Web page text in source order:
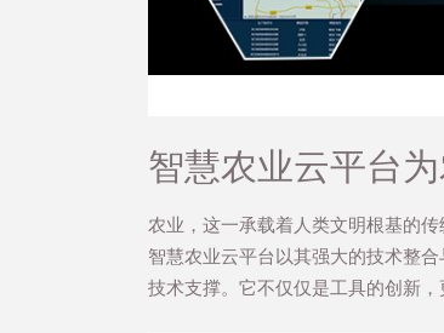
智慧农业云平台
农业，这一承载着人类文明根基的
智慧农业云平台以其强大的技术整
技术支撑。它不仅仅是工具的创新